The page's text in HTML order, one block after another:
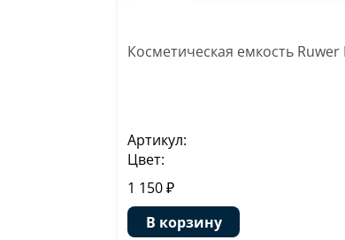
Косметическая емкость Ruwer
Артикул:
Цвет:
1 150 ₽
В корзину